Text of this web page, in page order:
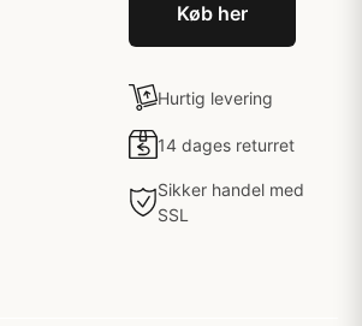
Køb her
Hurtig levering
14 dages returret
Sikker handel med
SSL